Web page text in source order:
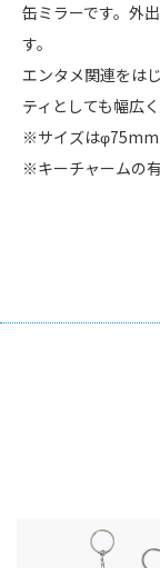
缶ミラーです。外
す。
エンタメ関連をは
ティとしても幅広
※サイズはφ75mm
※キーチャームの